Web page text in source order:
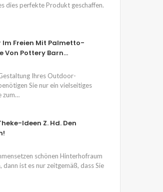
dies perfekte Produkt geschaffen.
Im Freien Mit Palmetto-
Von Pottery Barn…
Ihres Outdoor-
Sie nur ein vielseitiges
zum…
Ideen Z. Hd. Den
schönen Hinterhofraum
dann ist es nur zeitgemäß, dass Sie